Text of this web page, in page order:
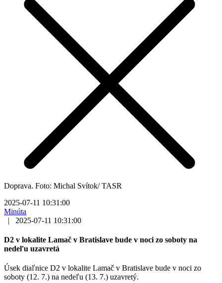
Doprava. Foto: Michal Svítok/ TASR
2025-07-11 10:31:00
Minúta
|
2025-07-11 10:31:00
D2 v lokalite Lamač v Bratislave bude v noci zo soboty na
nedeľu uzavretá
Úsek diaľnice D2 v lokalite Lamač v Bratislave bude v noci zo
soboty (12. 7.) na nedeľu (13. 7.) uzavretý.